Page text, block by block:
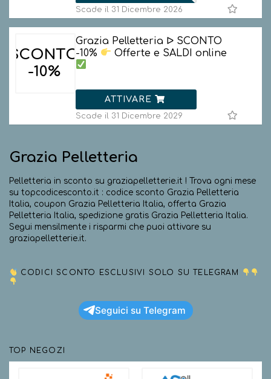
Scade il 31 Dicembre 2026
SCONTO
-10%
Grazia Pelletteria ᐅ SCONTO
-10%
Offerte e SALDI online
ATTIVARE
Scade il 31 Dicembre 2029
Grazia Pelletteria
Pelletteria in sconto su graziapelletterie.it ! Trova ogni mese
su topcodicesconto.it : codice sconto Grazia Pelletteria
Italia, coupon Grazia Pelletteria Italia, offerta Grazia
Pelletteria Italia, spedizione gratis Grazia Pelletteria Italia.
Segui mensilmente i risparmi che puoi attivare su
graziapelletterie.it.
CODICI SCONTO ESCLUSIVI SOLO SU TELEGRAM
Seguici su Telegram
TOP NEGOZI